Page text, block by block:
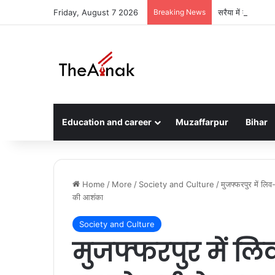
Friday, August 7 2026 Breaking News सरैया में दो घरों में
Education and career Muzaffarpur Bihar
Home / More / Society and Culture /मुजफ्फरपुर में लिव-
की आशंका
Society and Culture
मुजफ्फरपुर में